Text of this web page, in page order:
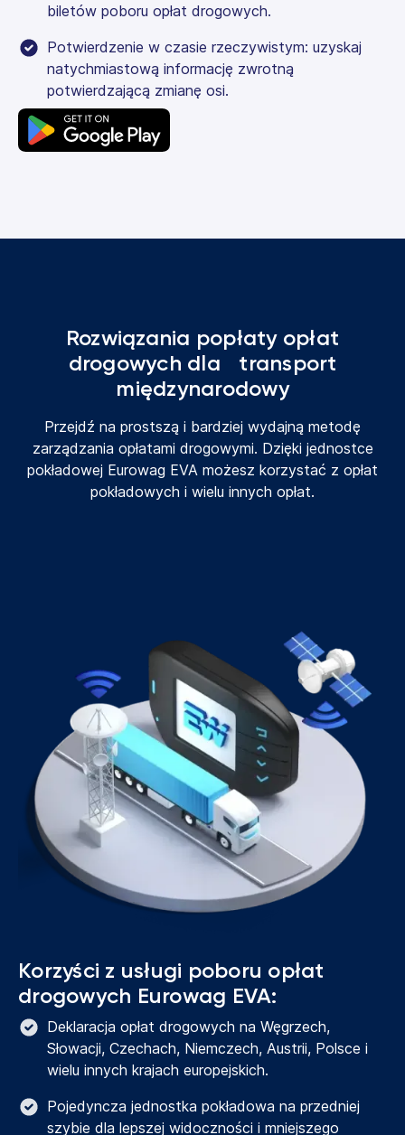
biletów poboru opłat drogowych.
Potwierdzenie w czasie rzeczywistym: uzyskaj
natychmiastową informację zwrotną
potwierdzającą zmianę osi.
Rozwiązania popłaty opłat
drogowych dla transport
międzynarodowy
Przejdź na prostszą i bardziej wydajną metodę
zarządzania opłatami drogowymi. Dzięki jednostce
pokładowej Eurowag EVA możesz korzystać z opłat
pokładowych i wielu innych opłat.
Korzyści z usługi poboru opłat
drogowych Eurowag EVA:
Deklaracja opłat drogowych na Węgrzech,
Słowacji, Czechach, Niemczech, Austrii, Polsce i
wielu innych krajach europejskich.
Pojedyncza jednostka pokładowa na przedniej
szybie dla lepszej widoczności i mniejszego